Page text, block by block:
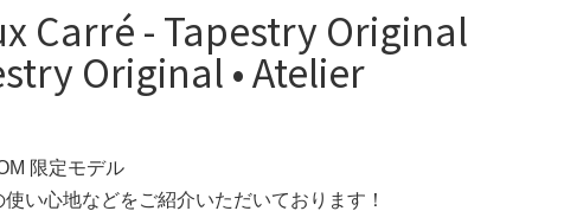
Carré - Tapestry Original
Original • Atelier
限定モデル
い心地などをご紹介いただいております！